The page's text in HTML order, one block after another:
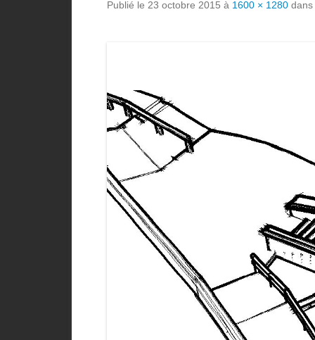
Publié le 23 octobre 2015 à 1600 × 1280 dans